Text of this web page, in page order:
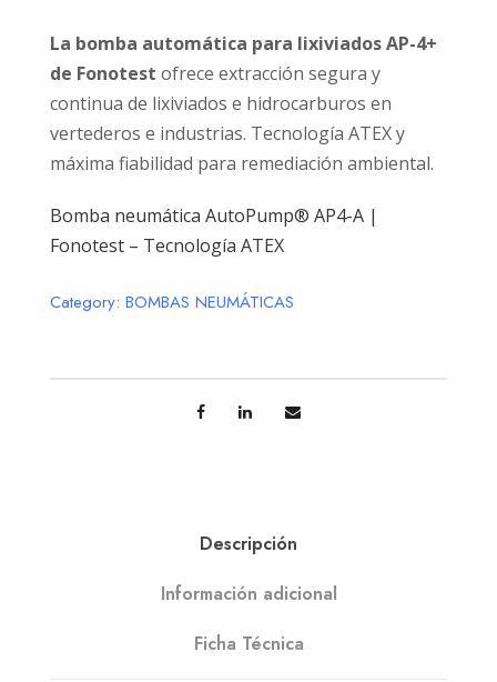
La bomba automática para lixiviados AP-4+
de Fonotest ofrece extracción segura y
continua de lixiviados e hidrocarburos en
vertederos e industrias. Tecnología ATEX y
máxima fiabilidad para remediación ambiental.
Bomba neumática AutoPump® AP4-A |
Fonotest – Tecnología ATEX
Category: BOMBAS NEUMÁTICAS
Descripción
Información adicional
Ficha Técnica